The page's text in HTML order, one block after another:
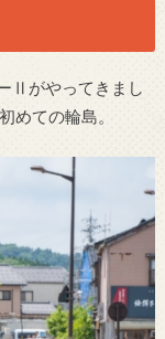
Ⅱがやってきまし
ての輪島。